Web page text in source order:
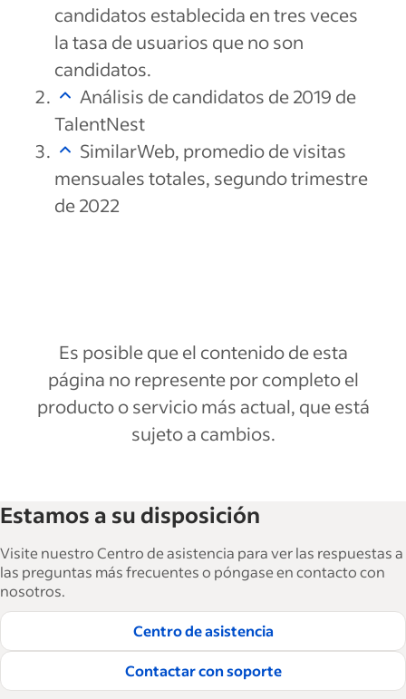
candidatos establecida en tres veces
la tasa de usuarios que no son
candidatos.
Análisis de candidatos de 2019 de
TalentNest
SimilarWeb, promedio de visitas
mensuales totales, segundo trimestre
de 2022
Es posible que el contenido de esta
página no represente por completo el
producto o servicio más actual, que está
sujeto a cambios.
Estamos a su disposición
Visite nuestro Centro de asistencia para ver las respuestas a
las preguntas más frecuentes o póngase en contacto con
nosotros.
Centro de asistencia
Contactar con soporte